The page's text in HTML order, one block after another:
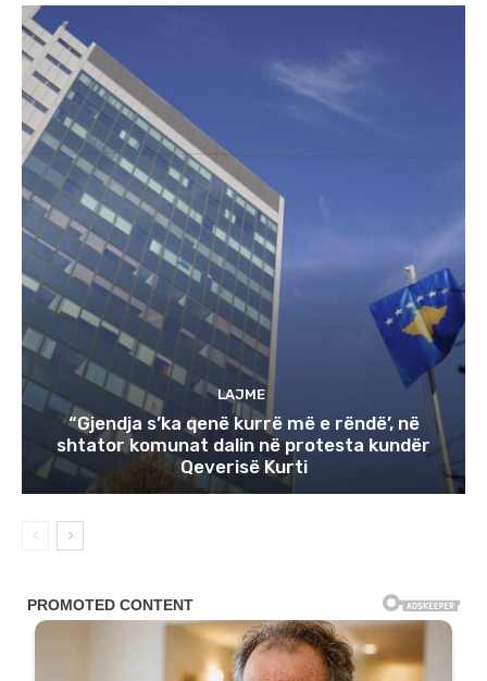
LAJME
“Gjendja s’ka qenë kurrë më e rëndë’, në
shtator komunat dalin në protesta kundër
Qeverisë Kurti